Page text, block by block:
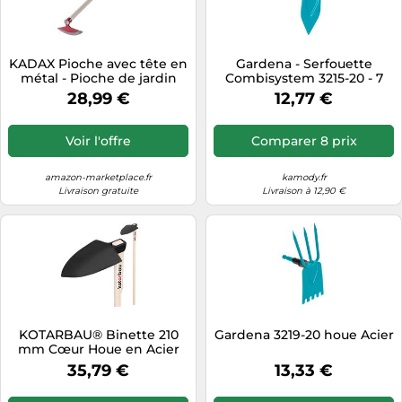
KADAX Pioche avec tête en
métal - Pioche de jardin
avec manche en bois -
Pioche pour enlever les
Accessoire de jardin à
désherber (demi-circulaire,
28,99 €
Voir l'offre
amazon-marketplace.fr
Livraison gratuite
Gardena - Serfouette
Combisystem 3215-20 - 7
cm - Acier inoxydable -
Garantie 25 ans
12,77 €
Comparer 8 prix
kamody.fr
Livraison à 12,90 €
KOTARBAU® Binette 210
mm Cœur Houe en Acier
Forgé avec Manche en Bois
120 cm Accessoire de
35,79 €
Gardena 3219-20 houe Acier
13,33 €